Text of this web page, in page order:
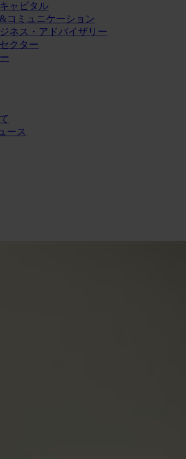
ャピタル
コミュニケーション
ネス・アドバイザリー
クター
ース